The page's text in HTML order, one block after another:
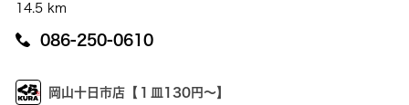
14.5 km
086-250-0610
岡山十日市店【１皿130円～】